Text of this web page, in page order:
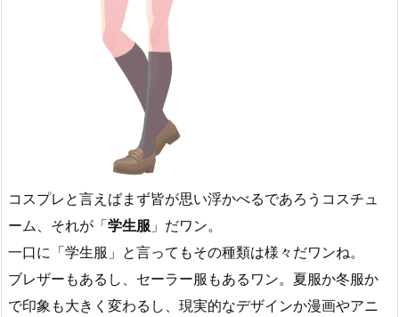
コスプレと言えばまず皆が思い浮かべるであろうコスチュ
ーム、それが「学生服 」だワン。
一口に「学生服」と言ってもその種類は様々だワンね。
ブレザーもあるし、セーラー服もあるワン。夏服か冬服か
で印象も大きく変わるし、現実的なデザインか漫画やアニ